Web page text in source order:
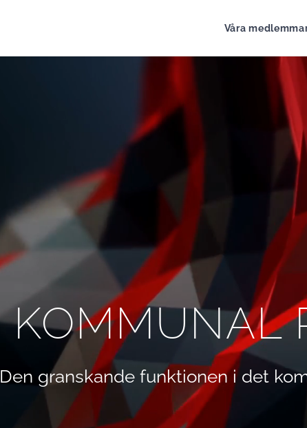
Våra
KOMMUNAL
Den granskande funktionen i det